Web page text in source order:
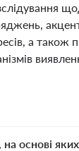
а також
основі яких